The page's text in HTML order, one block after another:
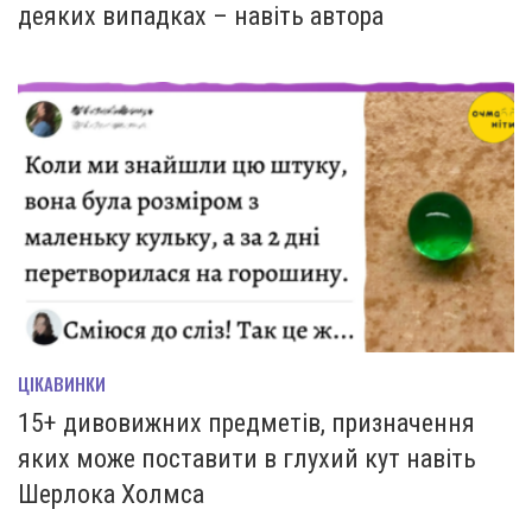
деяких випадках – навіть автора
ЦІКАВИНКИ
15+ дивовижних предметів, призначення
яких може поставити в глухий кут навіть
Шерлока Холмса